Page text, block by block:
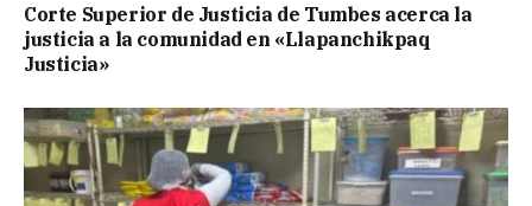
Corte Superior de Justicia de Tumbes acerca la
justicia a la comunidad en «Llapanchikpaq
Justicia»